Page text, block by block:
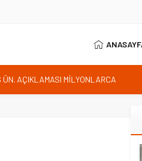
Seda KEKLİK ‘teşekķür